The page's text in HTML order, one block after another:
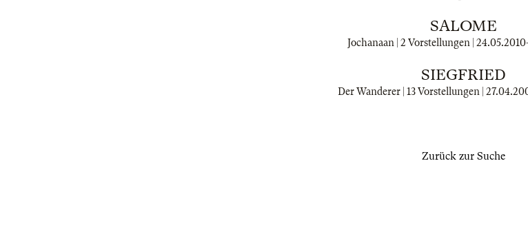
SALOME
Jochanaan | 2 Vorstellungen | 24.05.2010
SIEGFRIED
Der Wanderer | 13 Vorstellungen |
Zurück zur Suche